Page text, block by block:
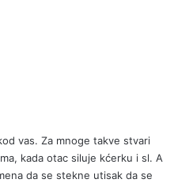
vas. Za mnoge takve stvari
kada otac siluje kćerku i sl. A
da se stekne utisak da se